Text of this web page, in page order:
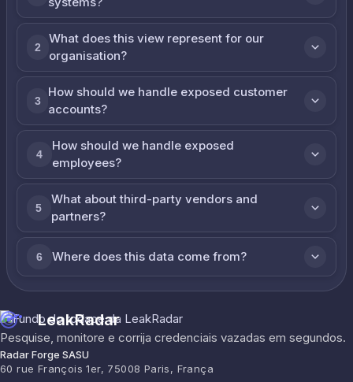
2
What does this view represent for our
organisation?
3
How should we handle exposed customer
accounts?
4
How should we handle exposed
employees?
5
What about third-party vendors and
partners?
6 Where does this data come from?
LeakRadar
Pesquise, monitore e corrija credenciais vazadas em segundos.
Radar Forge SASU
60 rue François 1er, 75008 Paris, França